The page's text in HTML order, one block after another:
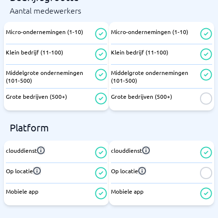
Aantal medewerkers
Micro-ondernemingen (1-10)
Klein bedrijf (11-100)
Middelgrote ondernemingen
(101-500)
Grote bedrijven (500+)
Micro-ondernemingen (1-10)
Klein bedrijf (11-100)
Middelgrote ondernemingen
(101-500)
Grote bedrijven (500+)
Platform
clouddienst
Op locatie
Mobiele app
clouddienst
Op locatie
Mobiele app